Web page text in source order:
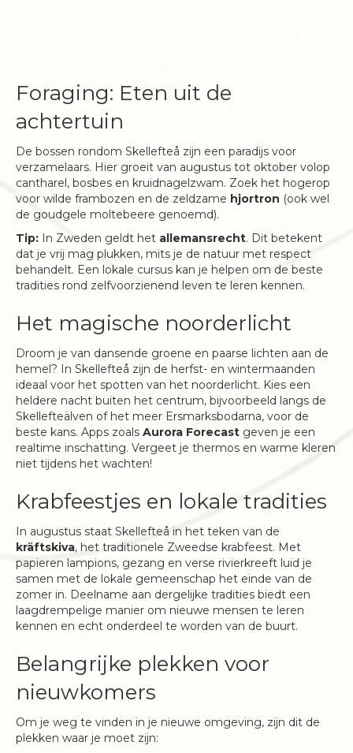
Foraging: Eten uit de
achtertuin
De bossen rondom Skellefteå zijn een paradijs voor
verzamelaars. Hier groeit van augustus tot oktober volop
cantharel, bosbes en kruidnagelzwam. Zoek het hogerop
voor wilde frambozen en de zeldzame hjortron (ook wel
de goudgele moltebeere genoemd).
Tip: In Zweden geldt het allemansrecht. Dit betekent
dat je vrij mag plukken, mits je de natuur met respect
behandelt. Een lokale cursus kan je helpen om de beste
tradities rond zelfvoorzienend leven te leren kennen.
Het magische noorderlicht
Droom je van dansende groene en paarse lichten aan de
hemel? In Skellefteå zijn de herfst- en wintermaanden
ideaal voor het spotten van het noorderlicht. Kies een
heldere nacht buiten het centrum, bijvoorbeeld langs de
Skellefteälven of het meer Ersmarksbodarna, voor de
beste kans. Apps zoals Aurora Forecast geven je een
realtime inschatting. Vergeet je thermos en warme kleren
niet tijdens het wachten!
Krabfeestjes en lokale tradities
In augustus staat Skellefteå in het teken van de
kräftskiva, het traditionele Zweedse krabfeest. Met
papieren lampions, gezang en verse rivierkreeft luid je
samen met de lokale gemeenschap het einde van de
zomer in. Deelname aan dergelijke tradities biedt een
laagdrempelige manier om nieuwe mensen te leren
kennen en echt onderdeel te worden van de buurt.
Belangrijke plekken voor
nieuwkomers
Om je weg te vinden in je nieuwe omgeving, zijn dit de
plekken waar je moet zijn: